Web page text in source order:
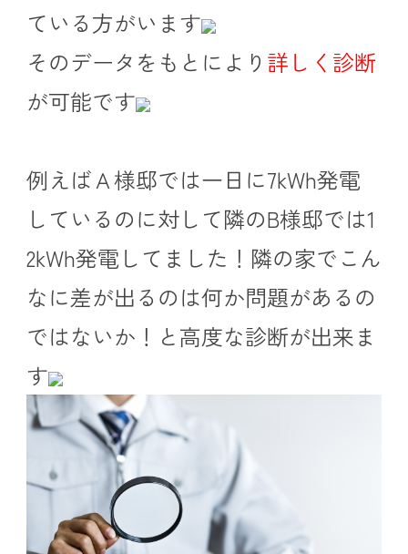
ている方がいます
そのデータをもとにより 詳しく診断
が可能です
例えばＡ様邸では一日に7kWh発電
しているのに対して隣のB様邸では1
2kWh発電してました！隣の家でこん
なに差が出るのは何か問題があるの
ではないか！と高度な診断が出来ま
す